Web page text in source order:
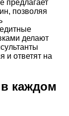
предлагает
позволяя
делают
и ответят на
каждом